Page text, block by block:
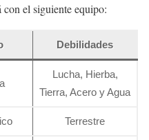
con el siguiente equipo:
Debilidades
Lucha, Hierba,
Tierra, Acero y Agua
Terrestre